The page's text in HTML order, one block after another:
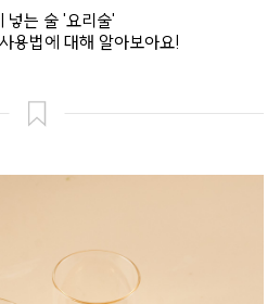
넣는 술 '요리술'
용법에 대해 알아보아요!